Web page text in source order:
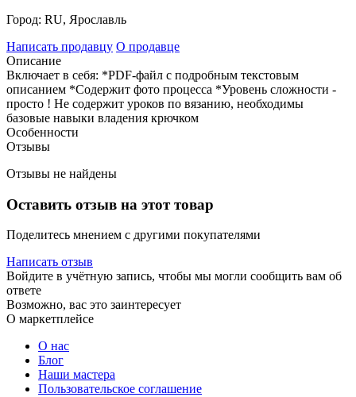
Город: RU, Ярославль
Написать продавцу О продавце
Описание
Включает в себя: *PDF-файл с подробным текстовым
описанием *Содержит фото процесса *Уровень сложности -
просто ! Не содержит уроков по вязанию, необходимы
базовые навыки владения крючком
Особенности
Отзывы
Отзывы не найдены
Оставить отзыв на этот товар
Поделитесь мнением с другими покупателями
Написать отзыв
Войдите в учётную запись, чтобы мы могли сообщить вам об
ответе
Возможно, вас это заинтересует
О маркетплейсе
О нас
Блог
Наши мастера
Пользовательское соглашение